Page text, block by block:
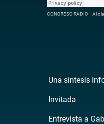
CONGRESO RADIO · Al
Una síntesis
Invitada
Entrevista a